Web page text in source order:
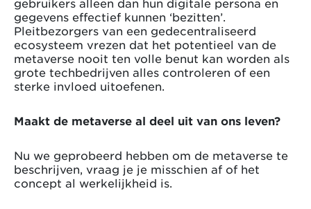
gegevens effectief kunnen ‘bezitten’.
Pleitbezorgers van een gedecentraliseerd
ecosysteem vrezen dat het potentieel van de
metaverse nooit ten volle benut kan worden als
grote techbedrijven alles controleren of een
sterke invloed uitoefenen.
Maakt de metaverse al deel uit van ons leven?
Nu we geprobeerd hebben om de metaverse te
beschrijven, vraag je je misschien af of het
concept al werkelijkheid is.